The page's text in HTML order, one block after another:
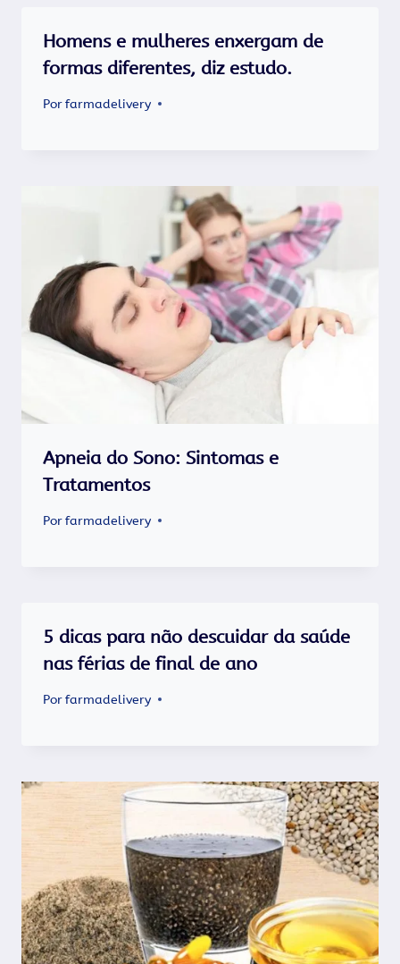
Homens e mulheres enxergam de
formas diferentes, diz estudo.
Porfarmadelivery
Apneia do Sono: Sintomas e
Tratamentos
Porfarmadelivery
5 dicas para não descuidar da saúde
nas férias de final de ano
Porfarmadelivery